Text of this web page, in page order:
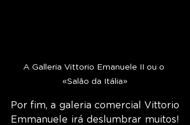
A Galleria Vittorio Emanuele II ou o
«Salão da Itália»
Por fim, a galeria comercial Vittorio
Emmanuele irá deslumbrar muitos!